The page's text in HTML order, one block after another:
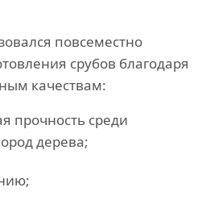
повсеместно
срубов благодаря
качествам:
прочность среди
дерева;